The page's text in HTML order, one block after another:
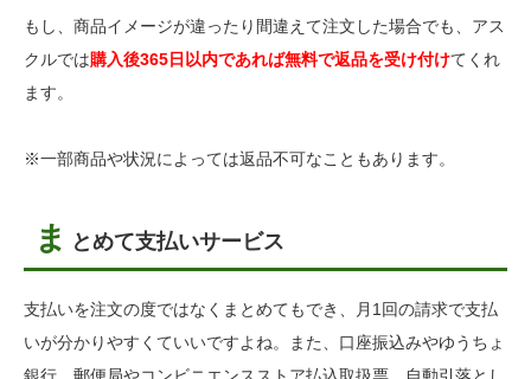
もし、商品イメージが違ったり間違えて注文した場合でも、アス
クルでは購入後365日以内であれば無料で返品を受け付けてくれ
ます。
※一部商品や状況によっては返品不可なこともあります。
ま とめて支払いサービス
支払いを注文の度ではなくまとめてもでき、月1回の請求で支払
いが分かりやすくていいですよね。また、口座振込みやゆうちょ